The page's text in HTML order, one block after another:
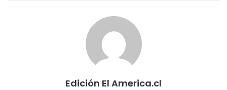
Edición El America.cl